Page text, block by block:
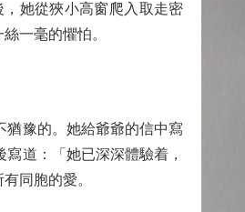
她從狹小高窗爬入取走密
一毫的懼怕。
豫的。她給爺爺的信中寫
道：「她已深深體驗着，
同胞的愛。